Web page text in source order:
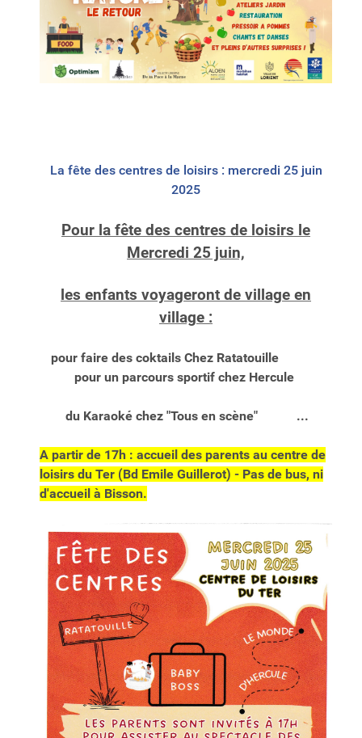
La fête des centres de loisirs : mercredi 25 juin
2025
Pour la fête des centres de loisirs le
Mercredi 25 juin,
les enfants voyageront de village en
village :
pour faire des coktails Chez Ratatouille
pour un parcours sportif chez Hercule
du Karaoké chez "Tous en scène" ...
A partir de 17h : accueil des parents au centre de
loisirs du Ter (Bd Emile Guillerot) - Pas de bus, ni
d'accueil à Bisson.